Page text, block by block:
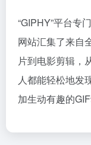
“GIPHY”平台专
网站汇集了来自
片到电影剪辑，
人都能轻松地发
加生动有趣的GIF